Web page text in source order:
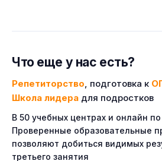
Что еще у нас есть?
Репетиторство , подготовка к
Школа лидера для подростков
В 50 учебных центрах и онлайн
Проверенные образовательные
позволяют добиться видимых
третьего занятия